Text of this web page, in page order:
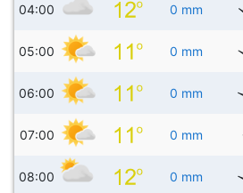
04:00 0 mm
05:00 0 mm
06:00 0 mm
07:00 0 mm
08:00 0 mm